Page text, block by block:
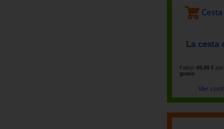
La cesta
Faltan 49,90 €
gratis
Ver